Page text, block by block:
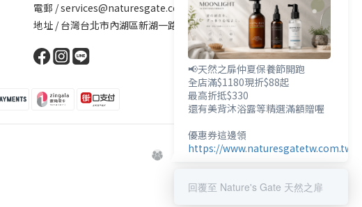
電郵 / services@naturesgate.com.tw
地址 / 台灣台北市內湖區新湖一路73號2樓
📢天然之扉仲夏保養節開跑
全店滿$1180現折$88起
最高折抵$330
還有美背沐浴露等精選滿額贈喔
優惠券這邊領
https://www.naturesgatetw.com.tw/
回覆至 Nature's Gate 天然之扉